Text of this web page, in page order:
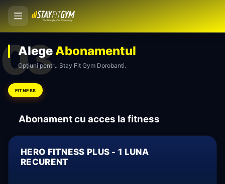
03
AlegeAbonamentul
Opțiuni pentru Stay Fit Gym Dorobanti.
FITNESS
Abonament cu acces la fitness
HERO FITNESS PLUS - 1 LUNA
RECURENT